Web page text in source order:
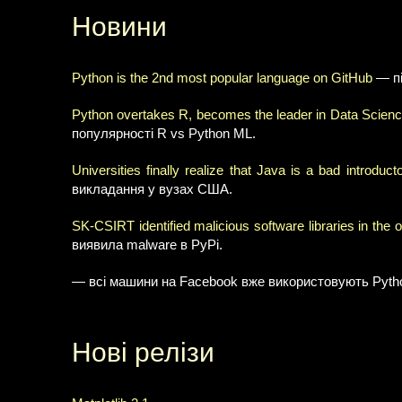
Новини
Python is the 2nd most popular language on GitHub —
Python overtakes R, becomes the leader in Data
популярності R vs Python ML.
Universities finally realize that Java is a bad
викладання у вузах США.
SK-CSIRT identified malicious software libraries in the
виявила malware в PyPi.
— всі машини на Facebook вже використовують
Нові релізи